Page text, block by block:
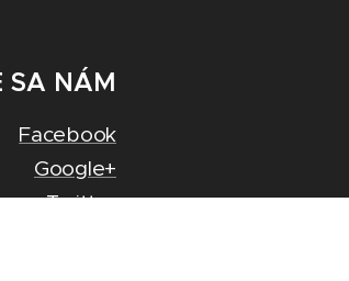
SA NÁM
Facebook
Google+
Twitter